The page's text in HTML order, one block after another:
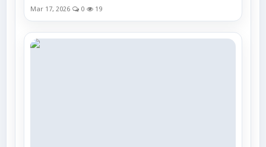
Mar 17, 2026 0 19